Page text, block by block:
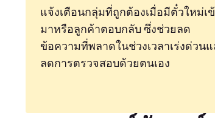
แจ้งเตือนกลุ่มที่ถูกต้องเมื่อมีตั๋วใหม่เ
มาหรือลูกค้าตอบกลับ ซึ่งช่วยลด
ข้อความที่พลาดในช่วงเวลาเร่งด่วนแ
ลดการตรวจสอบด้วยตนเอง